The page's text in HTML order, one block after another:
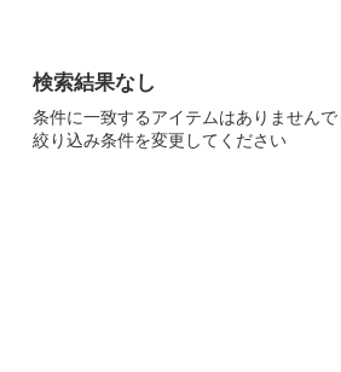
検索結果なし
条件に一致するアイテムはありませんで
絞り込み条件を変更してください